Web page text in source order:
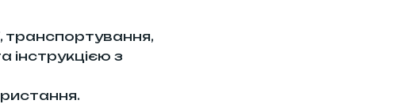
транспортування,
інструкцією з